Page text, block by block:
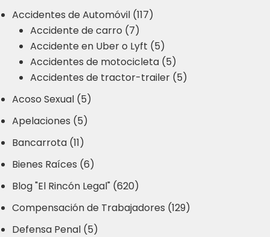
Accidentes de Automóvil (117)
Accidente de carro (7)
Accidente en Uber o Lyft (5)
Accidentes de motocicleta (5)
Accidentes de tractor-trailer (5)
Acoso Sexual (5)
Apelaciones (5)
Bancarrota (11)
Bienes Raíces (6)
Blog "El Rincón Legal" (620)
Compensación de Trabajadores (129)
Defensa Penal (5)